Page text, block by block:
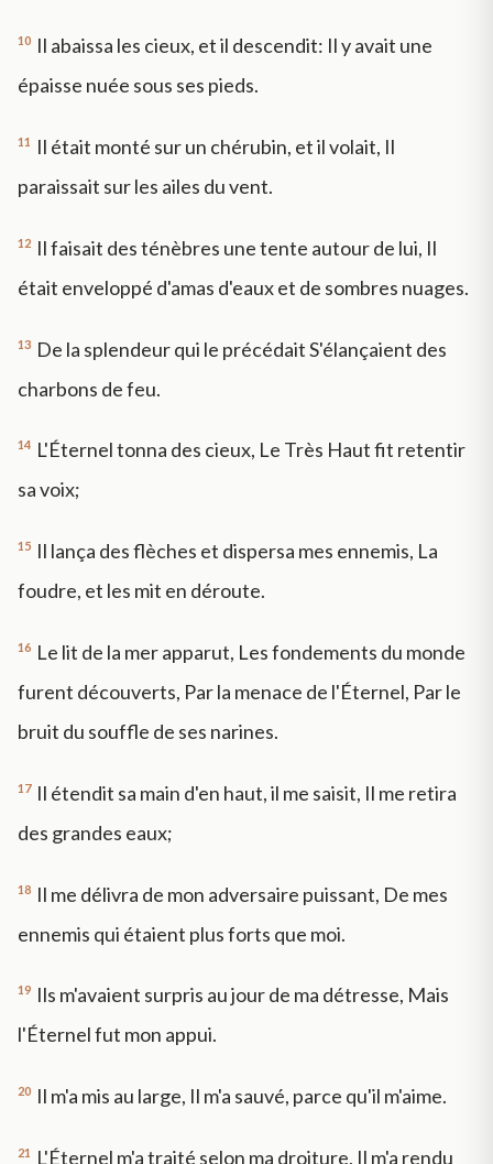
10 Il abaissa les cieux, et il descendit: Il y avait une
épaisse nuée sous ses pieds.
11
Il était monté sur un chérubin, et il volait, Il
paraissait sur les ailes du vent.
12 Il faisait des ténèbres une tente autour de lui, Il
était enveloppé d'amas d'eaux et de sombres nuages.
13 De la splendeur qui le précédait S'élançaient des
charbons de feu.
14 L'Éternel tonna des cieux, Le Très Haut fit retentir
sa voix;
15 Il lança des flèches et dispersa mes ennemis, La
foudre, et les mit en déroute.
16 Le lit de la mer apparut, Les fondements du monde
furent découverts, Par la menace de l'Éternel, Par le
bruit du souffle de ses narines.
17 Il étendit sa main d'en haut, il me saisit, Il me retira
des grandes eaux;
18 Il me délivra de mon adversaire puissant, De mes
ennemis qui étaient plus forts que moi.
19 Ils m'avaient surpris au jour de ma détresse, Mais
l'Éternel fut mon appui.
20 Il m'a mis au large, Il m'a sauvé, parce qu'il m'aime.
21 L'Éternel m'a traité selon ma droiture, Il m'a rendu